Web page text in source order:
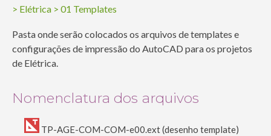
> Elétrica > 01 Templates
Pasta onde serão colocados os arquivos de templates e
configurações de impressão do AutoCAD para os projetos
de Elétrica.
Nomenclatura dos arquivos
TP-AGE-COM-COM-e00.ext (desenho template)